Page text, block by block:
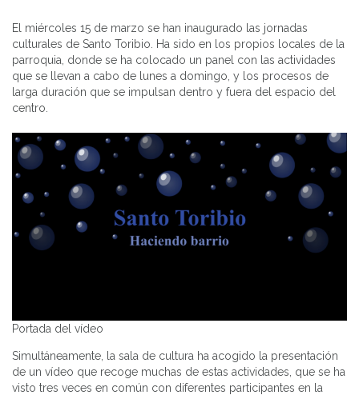
El miércoles 15 de marzo se han inaugurado las jornadas
culturales de Santo Toribio. Ha sido en los propios locales de la
parroquia, donde se ha colocado un panel con las actividades
que se llevan a cabo de lunes a domingo, y los procesos de
larga duración que se impulsan dentro y fuera del espacio del
centro.
Portada del vídeo
Simultáneamente, la sala de cultura ha acogido la presentación
de un vídeo que recoge muchas de estas actividades, que se ha
visto tres veces en común con diferentes participantes en la